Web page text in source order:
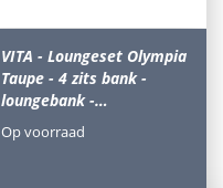
VITA - Loungeset Olympia
Taupe - 4 zits bank -
loungebank -…
Op voorraad